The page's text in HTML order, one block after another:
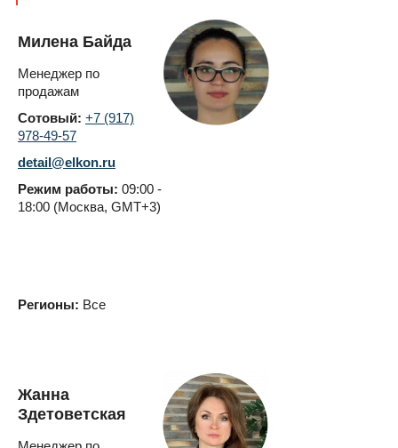
Милена Байда
Менеджер по
продажам
Сотовый: +7 (917)
978-49-57
detail@elkon.ru
Режим работы: 09:00 -
18:00 (Москва, GMT+3)
Регионы: Все
Жанна
Здетоветская